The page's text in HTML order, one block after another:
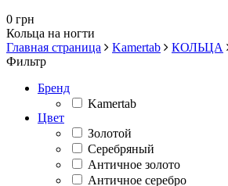
0 грн
Кольца на ногти
Главная страница
Kamertab КОЛЬЦА
Фильтр
Бренд
Kamertab
Цвет
Золотой
Серебряный
Античное золото
Античное серебро